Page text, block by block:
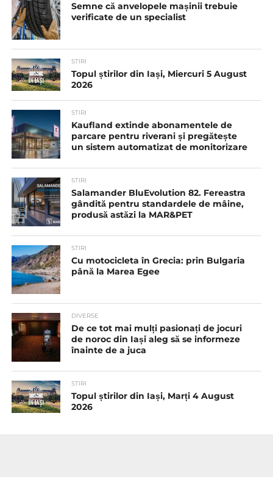
Semne că anvelopele mașinii trebuie
verificate de un specialist
STIRI
Topul știrilor din Iași, Miercuri 5 August
2026
STIRI
Kaufland extinde abonamentele de
parcare pentru riverani și pregătește
un sistem automatizat de monitorizare
STIRI
Salamander BluEvolution 82. Fereastra
gândită pentru standardele de mâine,
produsă astăzi la MAR&PET
STIRI
Cu motocicleta în Grecia: prin Bulgaria
până la Marea Egee
DIVERSE
De ce tot mai mulți pasionați de jocuri
de noroc din Iași aleg să se informeze
înainte de a juca
STIRI
Topul știrilor din Iași, Marți 4 August
2026